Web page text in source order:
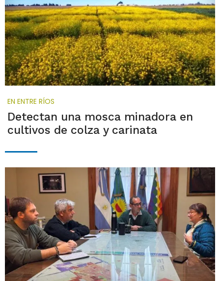
EN ENTRE RÍOS
Detectan una mosca minadora en
cultivos de colza y carinata